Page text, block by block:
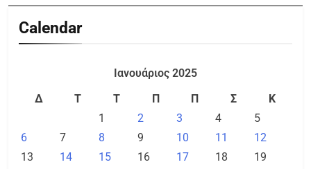
Calendar
Ιανουάριος 2025
Δ
Τ Τ Π Π Σ
Κ
1
2 3 4
5
6
7 8 9 10 11
12
13
14 15 16 17 18
19